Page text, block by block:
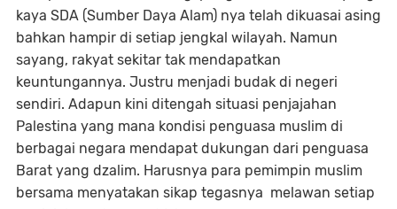
kaya SDA (Sumber Daya Alam) nya telah dikuasai asing
bahkan hampir di setiap jengkal wilayah. Namun
sayang, rakyat sekitar tak mendapatkan
keuntungannya. Justru menjadi budak di negeri
sendiri. Adapun kini ditengah situasi penjajahan
Palestina yang mana kondisi penguasa muslim di
berbagai negara mendapat dukungan dari penguasa
Barat yang dzalim. Harusnya para pemimpin muslim
bersama menyatakan sikap tegasnya melawan setiap